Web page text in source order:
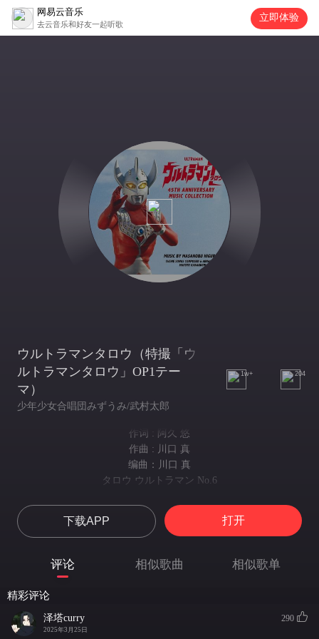
网易云音乐
去云音乐和好友一起听歌
立即体验
ウルトラマンタロウ（特撮「ウ
ルトラマンタロウ」OP1テー
マ）
少年少女合唱団みずうみ/武村太郎
1w+ 204
作词 : 阿久 悠
作曲 : 川口 真
编曲：川口 真
タロウ ウルトラマン No.6
ウルトラの父がいる
奥特之父在这里
ウルトラの母がいる
奥特之母在这里
そして タロウがここにいる
下载APP 打开
评论 相似歌曲 相似歌单
精彩评论
泽塔curry
2025年3月25日
290